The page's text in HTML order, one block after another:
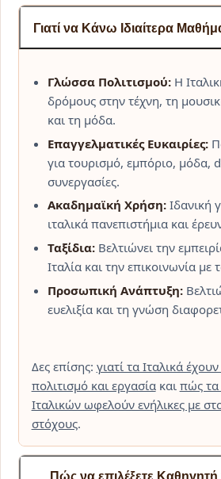
Γιατί να Κάνω Ιδιαίτερα
Γλώσσα Πολιτισμού:Η
δρόμους στην τέχνη, τη
και τη μόδα.
Επαγγελματικές Ευκαιρίες:
για τουρισμό, εμπόριο, μόδα,
συνεργασίες.
Ακαδημαϊκή Χρήση:Ιδανική
ιταλικά πανεπιστήμια και
Ταξίδια:Βελτιώνει την
Ιταλία και την επικοινωνία με
Προσωπική Ανάπτυξη:
ευελιξία και τη γνώση
Δες επίσης: γιατί τα Ιταλικά
πολιτισμό και εργασίακαι πώς τα
Ιταλικών ωφελούν ενήλικες με
στόχους.